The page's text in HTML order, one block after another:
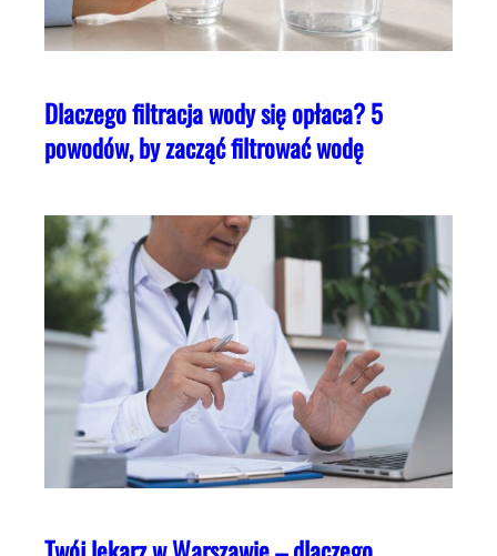
Dlaczego filtracja wody się opłaca? 5
powodów, by zacząć filtrować wodę